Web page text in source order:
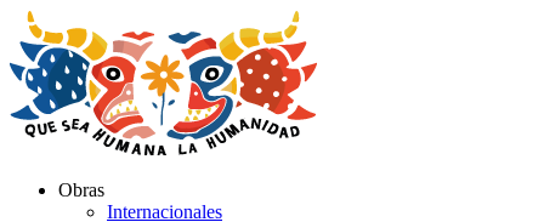
al
contenido
Obras
Internacionales